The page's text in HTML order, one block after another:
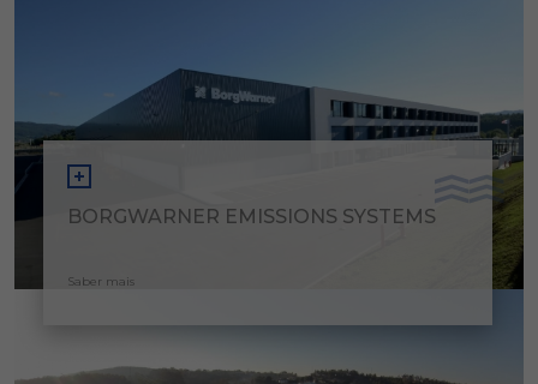
BORGWARNER EMISSIONS SYSTEMS
Saber mais